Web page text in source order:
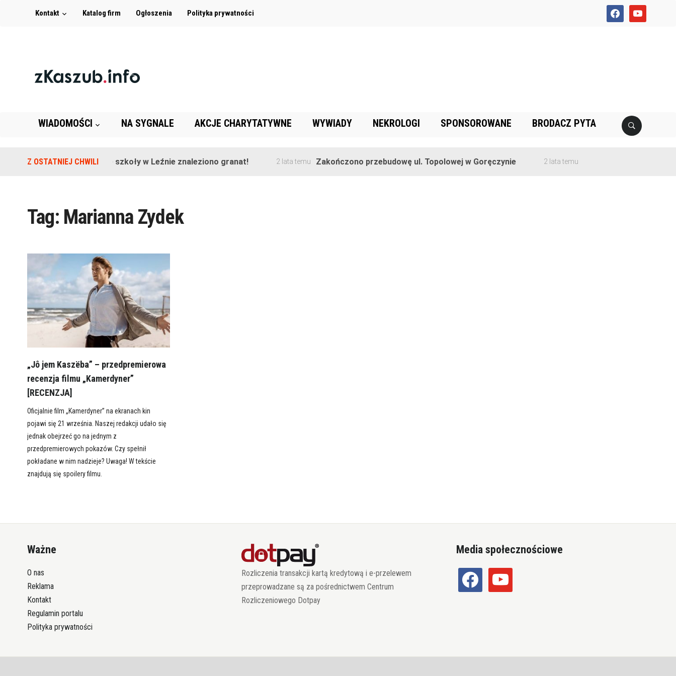
facebookyoutube
Kontakt Katalog firm Ogłoszenia Polityka prywatności
WIADOMOŚCI NA SYGNALE AKCJE CHARYTATYWNE WYWIADY NEKROLOGI SPONSOROWANE BRODACZ PYTA
Z OSTATNIEJ CHWILINa terenie szkoły w Leźnie znaleziono granat! 2 lata temu Zakończono przebudowę ul. Topolowej w Goręczynie 2 lata temu
Tag: Marianna Zydek
„Jô jem Kaszëba” – przedpremierowa
recenzja filmu „Kamerdyner”
[RECENZJA]
Oficjalnie film „Kamerdyner” na ekranach kin
pojawi się 21 września. Naszej redakcji udało się
jednak obejrzeć go na jednym z
przedpremierowych pokazów. Czy spełnił
pokładane w nim nadzieje? Uwaga! W tekście
znajdują się spoilery filmu.
Ważne
O nas
Reklama
Kontakt
Regulamin portalu
Polityka prywatności
Rozliczenia transakcji kartą kredytową i e-przelewem
przeprowadzane są za pośrednictwem Centrum
Rozliczeniowego Dotpay
Media społecznościowe
facebook youtube